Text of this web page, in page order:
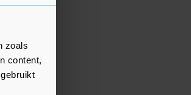
zoals
content,